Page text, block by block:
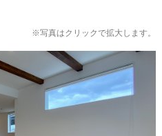
※写真はクリックで拡大します。